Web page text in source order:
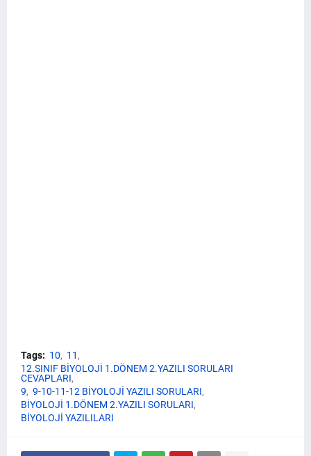
Tags: 10
11
12.SINIF BİYOLOJİ 1.DÖNEM 2.YAZILI SORULARI
CEVAPLARI
9
9-10-11-12 BİYOLOJİ YAZILI SORULARI
BİYOLOJİ 1.DÖNEM 2.YAZILI SORULARI
BİYOLOJİ YAZILILARI